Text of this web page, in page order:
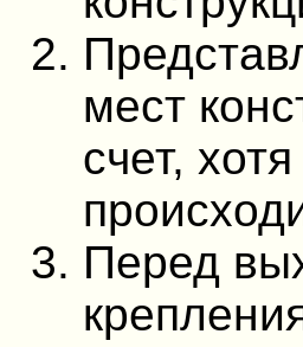
мест
счет,
Перед